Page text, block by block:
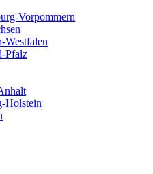
Vorpommern
Westfalen
Pfalz
Holstein